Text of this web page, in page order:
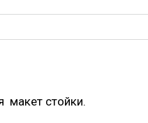
макет стойки.